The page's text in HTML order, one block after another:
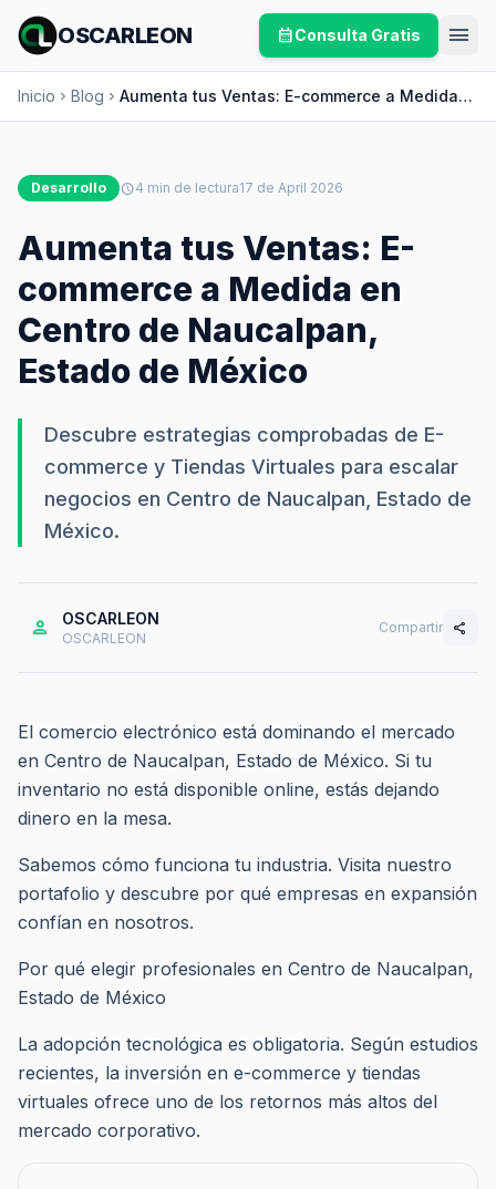
OSCARLEON calendar_monthConsulta Gratis menu
Inicio chevron_right Blog chevron_right Aumenta tus Ventas: E-commerce a Medida
en Centro de Naucalpan, Estado de México
Desarrollo schedule4 min de lectura17 de April 2026
Aumenta tus Ventas: E-
commerce a Medida en
Centro de Naucalpan,
Estado de México
Descubre estrategias comprobadas de E-
commerce y Tiendas Virtuales para escalar
negocios en Centro de Naucalpan, Estado de
México.
person OSCARLEON
OSCARLEON
Compartir share
El comercio electrónico está dominando el mercado
en Centro de Naucalpan, Estado de México. Si tu
inventario no está disponible online, estás dejando
dinero en la mesa.
Sabemos cómo funciona tu industria. Visita nuestro
portafolio y descubre por qué empresas en expansión
confían en nosotros.
Por qué elegir profesionales en Centro de Naucalpan,
Estado de México
La adopción tecnológica es obligatoria. Según estudios
recientes, la inversión en e-commerce y tiendas
virtuales ofrece uno de los retornos más altos del
mercado corporativo.